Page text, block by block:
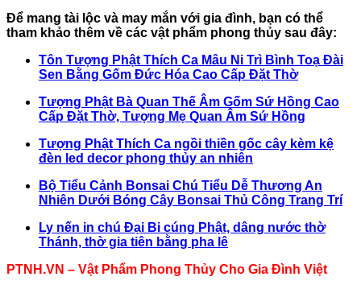
Để mang tài lộc và may mắn với gia đình, bạn có thể
tham khảo thêm về các vật phẩm phong thủy sau đây:
Tôn Tượng Phật Thích Ca Mâu Ni Trì Bình Toạ Đài
Sen Bằng Gốm Đức Hóa Cao Cấp Đặt Thờ
Tượng Phật Bà Quan Thế Âm Gốm Sứ Hồng Cao
Cấp Đặt Thờ, Tượng Mẹ Quan Âm Sứ Hồng
Tượng Phật Thích Ca ngồi thiền gốc cây kèm kệ
đèn led decor phong thủy an nhiên
Bộ Tiểu Cảnh Bonsai Chú Tiểu Dễ Thương An
Nhiên Dưới Bóng Cây Bonsai Thủ Công Trang Trí
Ly nến in chú Đại Bi cúng Phật, dâng nước thờ
Thánh, thờ gia tiên bằng pha lê
PTNH.VN – Vật Phẩm Phong Thủy Cho Gia Đình Việt